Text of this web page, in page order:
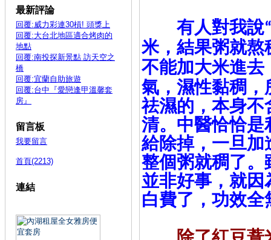
最新評論
回覆:威力彩連30槓! 頭獎上
回覆:大台北地區適合烤肉的
地點
回覆:南投探新景點 訪天空之
橋
回覆:宜蘭自助旅遊
回覆:台中『愛戀逢甲溫馨套
房』
留言板
我要留言
首頁(2213)
連結
有人對我說
米，結果粥就熬
不能加大米進去
氣，濕性黏稠，
祛濕的，本身不
清。中醫恰恰是
給除掉，一旦加
整個粥就稠了。
並非好事，就
白費了，功效全